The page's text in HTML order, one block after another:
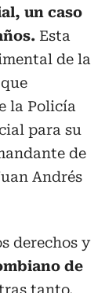
, un caso
. Esta
de la
la Policía
para su
de
Andrés
derechos y
de
tanto,